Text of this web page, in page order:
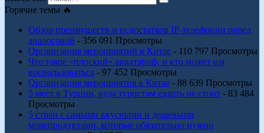
Горячие темы 🔥
Обзор преимуществ и недостатков IP-телефонии перед
аналоговой - 356 091 Просмотры
Организация мероприятий в Китае - 110 797 Просмотры
Что такое «плоский» авиатариф, и кто может им
воспользоваться - 97 452 Просмотры
Организация мероприятия в Китае - 88 639 Просмотры
5 мест в Турции, куда туристам ездить не стоит - 83 484
Просмотры
5 стран с самыми вкусными и дешевыми
морепродуктами, которые обязательно нужно